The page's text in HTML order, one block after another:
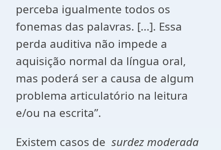
perceba igualmente todos os
fonemas das palavras. [...]. Essa
perda auditiva não impede a
aquisição normal da língua oral,
mas poderá ser a causa de algum
problema articulatório na leitura
e/ou na escrita”.
Existem casos de surdez moderada